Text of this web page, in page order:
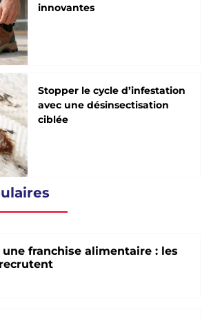
innovantes
Stopper le cycle d’infestation
avec une désinsectisation
ciblée
franchise alimentaire : les